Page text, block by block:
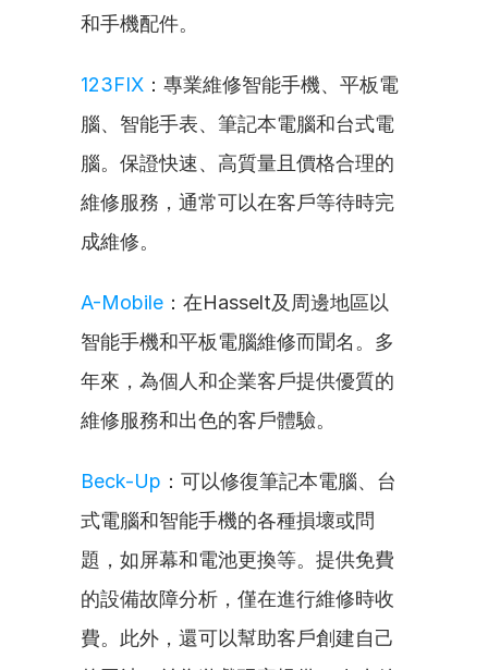
和手機配件。
123FIX ：專業維修智能手機、平板電
腦、智能手表、筆記本電腦和台式電
腦。保證快速、高質量且價格合理的
維修服務，通常可以在客戶等待時完
成維修。
A-Mobile ：在Hasselt及周邊地區以
智能手機和平板電腦維修而聞名。多
年來，為個人和企業客戶提供優質的
維修服務和出色的客戶體驗。
Beck-Up ：可以修復筆記本電腦、台
式電腦和智能手機的各種損壞或問
題，如屏幕和電池更換等。提供免費
的設備故障分析，僅在進行維修時收
費。此外，還可以幫助客戶創建自己